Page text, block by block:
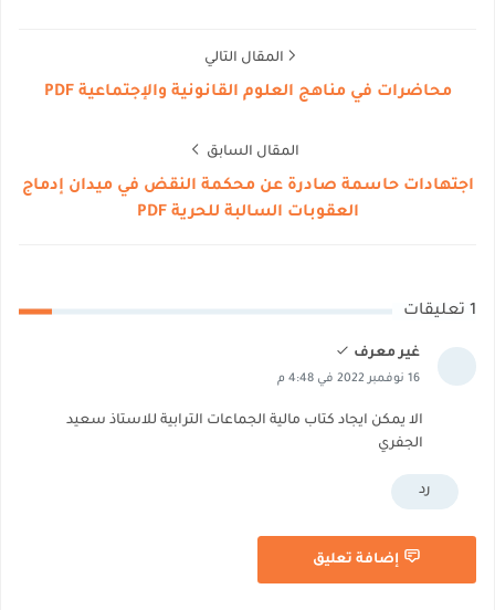
المقال التالي
محاضرات في مناهج العلوم القانونية والإجتماعية PDF
المقال السابق
اجتهادات حاسمة صادرة عن محكمة النقض في ميدان إدماج
العقوبات السالبة للحرية PDF
1 تعليقات
غير معرف
16 نوفمبر 2022 في 4:48 م
الا يمكن ايجاد كتاب مالية الجماعات الترابية للاستاذ سعيد
الجفري
رد
إضافة تعليق